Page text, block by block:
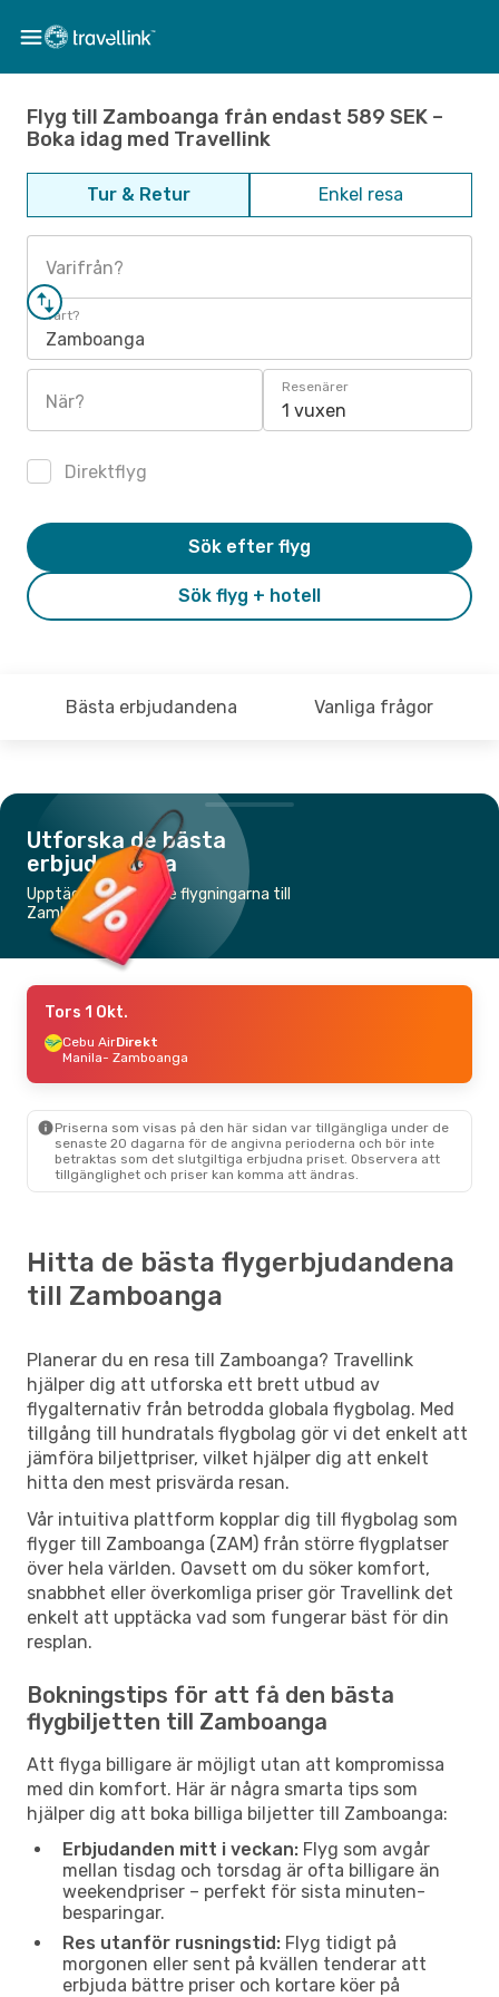
Flyg till Zamboanga från endast 589 SEK –
Boka idag med Travellink
Tur & Retur Enkel resa
Varifrån?
Vart?
Zamboanga
När?
Resenärer
1 vuxen
Direktflyg
Sök flyg + hotell
Sök efter flyg
Bästa erbjudandena Vanliga frågor
Utforska de bästa
erbjudandena
Upptäck de billigaste flygningarna till
Zamboanga
Tors 1 Okt.
Cebu AirDirekt
Manila- Zamboanga
Priserna som visas på den här sidan var tillgängliga under de
senaste 20 dagarna för de angivna perioderna och bör inte
betraktas som det slutgiltiga erbjudna priset. Observera att
tillgänglighet och priser kan komma att ändras.
Hitta de bästa flygerbjudandena
till Zamboanga
Planerar du en resa till Zamboanga? Travellink
hjälper dig att utforska ett brett utbud av
flygalternativ från betrodda globala flygbolag. Med
tillgång till hundratals flygbolag gör vi det enkelt att
jämföra biljettpriser, vilket hjälper dig att enkelt
hitta den mest prisvärda resan.
Vår intuitiva plattform kopplar dig till flygbolag som
flyger till Zamboanga (ZAM) från större flygplatser
över hela världen. Oavsett om du söker komfort,
snabbhet eller överkomliga priser gör Travellink det
enkelt att upptäcka vad som fungerar bäst för din
resplan.
Bokningstips för att få den bästa
flygbiljetten till Zamboanga
Att flyga billigare är möjligt utan att kompromissa
med din komfort. Här är några smarta tips som
hjälper dig att boka billiga biljetter till Zamboanga:
Erbjudanden mitt i veckan: Flyg som avgår
mellan tisdag och torsdag är ofta billigare än
weekendpriser – perfekt för sista minuten-
besparingar.
Res utanför rusningstid: Flyg tidigt på
morgonen eller sent på kvällen tenderar att
erbjuda bättre priser och kortare köer på